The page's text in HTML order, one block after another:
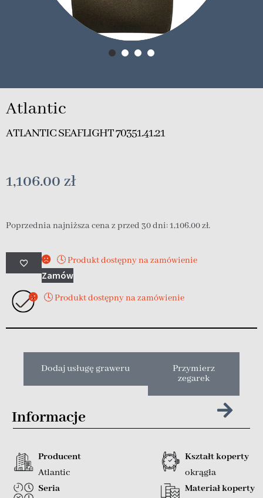
Atlantic
ATLANTIC SEAFLIGHT 70351.41.21
1,106.00 zł
Poprzednia najniższa cena z przed 30 dni:1,106.00zł.
🕓 Produkt dostępny na zamówienie
Zamów
🕓 Produkt dostępny na zamówienie
Dodaj usługę graweru
Przymierz
zegarek
Informacje
Producent
Atlantic
Seria
Kształt koperty
okrągła
Materiał koperty